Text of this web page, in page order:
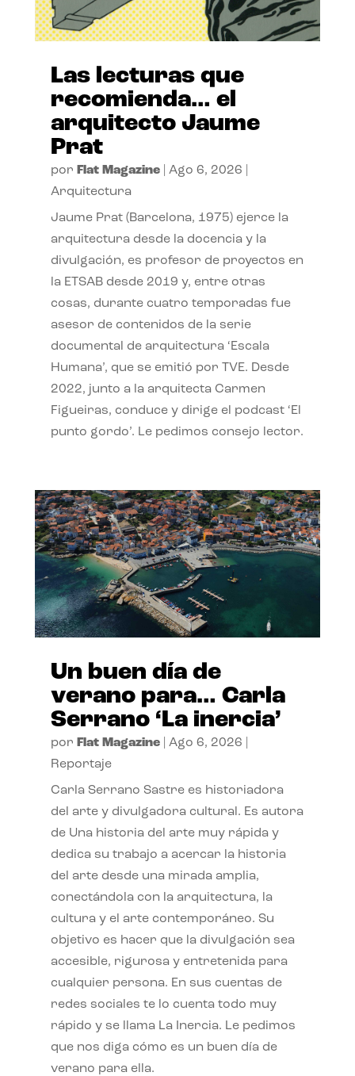
Las lecturas que
recomienda… el
arquitecto Jaume
Prat
por Flat Magazine| Ago 6, 2026
Arquitectura
Jaume Prat (Barcelona, 1975) ejerce la
arquitectura desde la docencia y la
divulgación, es profesor de proyectos en
la ETSAB desde 2019 y, entre otras
cosas, durante cuatro temporadas fue
asesor de contenidos de la serie
documental de arquitectura ‘Escala
Humana’, que se emitió por TVE. Desde
2022, junto a la arquitecta Carmen
Figueiras, conduce y dirige el podcast ‘El
punto gordo’. Le pedimos consejo lector.
Un buen día de
verano para… Carla
Serrano ‘La inercia’
por Flat Magazine| Ago 6, 2026
Reportaje
Carla Serrano Sastre es historiadora
del arte y divulgadora cultural. Es autora
de Una historia del arte muy rápida y
dedica su trabajo a acercar la historia
del arte desde una mirada amplia,
conectándola con la arquitectura, la
cultura y el arte contemporáneo. Su
objetivo es hacer que la divulgación sea
accesible, rigurosa y entretenida para
cualquier persona. En sus cuentas de
redes sociales te lo cuenta todo muy
rápido y se llama La Inercia. Le pedimos
que nos diga cómo es un buen día de
verano para ella.